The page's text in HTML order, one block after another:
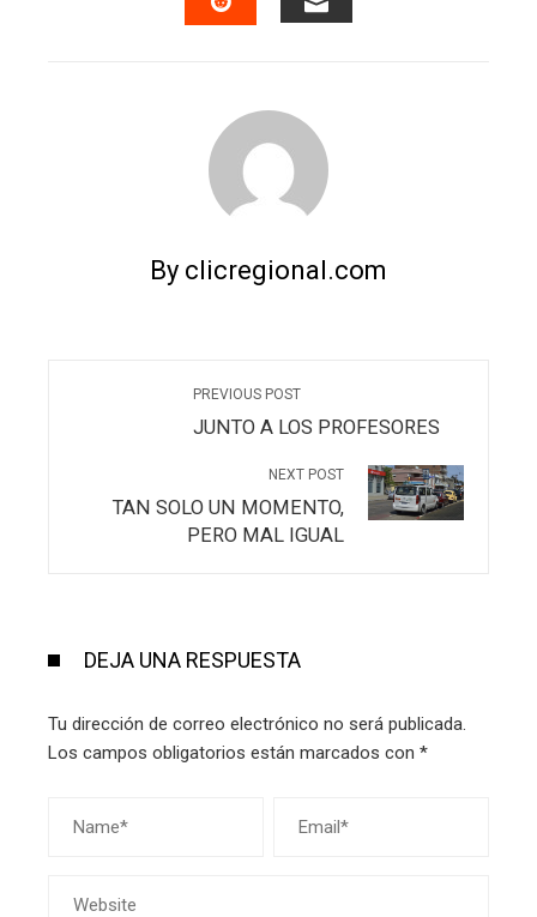
By clicregional.com
PREVIOUS POST
JUNTO A LOS PROFESORES
NEXT POST
TAN SOLO UN MOMENTO,
PERO MAL IGUAL
DEJA UNA RESPUESTA
Tu dirección de correo electrónico no será publicada.
Los campos obligatorios están marcados con *